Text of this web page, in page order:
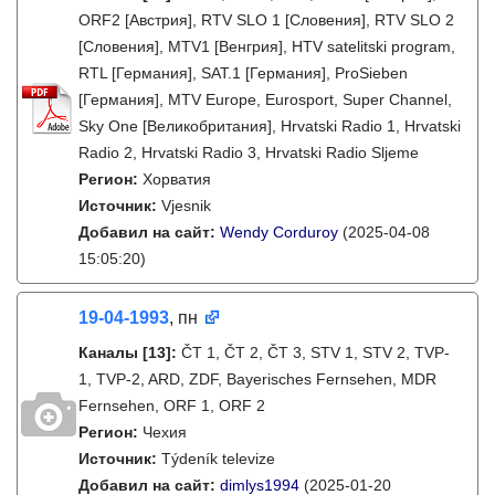
ORF2 [Австрия], RTV SLO 1 [Словения], RTV SLO 2
[Словения], MTV1 [Венгрия], HTV satelitski program,
RTL [Германия], SAT.1 [Германия], ProSieben
[Германия], MTV Europe, Eurosport, Super Channel,
Sky One [Великобритания], Hrvatski Radio 1, Hrvatski
Radio 2, Hrvatski Radio 3, Hrvatski Radio Sljeme
Регион: Хорватия
Источник: Vjesnik
Добавил на сайт: Wendy Corduroy (2025-04-08
15:05:20)
19-04-1993, пн
Каналы [13]: ČT 1, ČT 2, ČT 3, STV 1, STV 2, TVP-
1, TVP-2, ARD, ZDF, Bayerisches Fernsehen, MDR
Fernsehen, ORF 1, ORF 2
Регион: Чехия
Источник: Týdeník televize
Добавил на сайт: dimlys1994 (2025-01-20